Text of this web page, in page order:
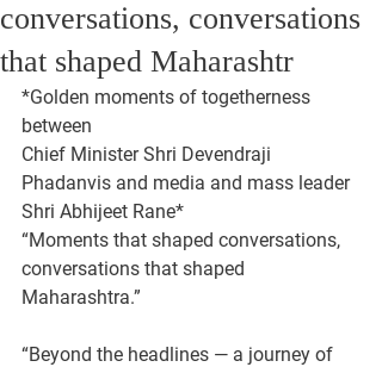
conversations, conversations
that shaped Maharashtr
*Golden moments of togetherness
between
Chief Minister Shri Devendraji
Phadanvis and media and mass leader
Shri Abhijeet Rane*
“Moments that shaped conversations,
conversations that shaped
Maharashtra.”
“Beyond the headlines — a journey of